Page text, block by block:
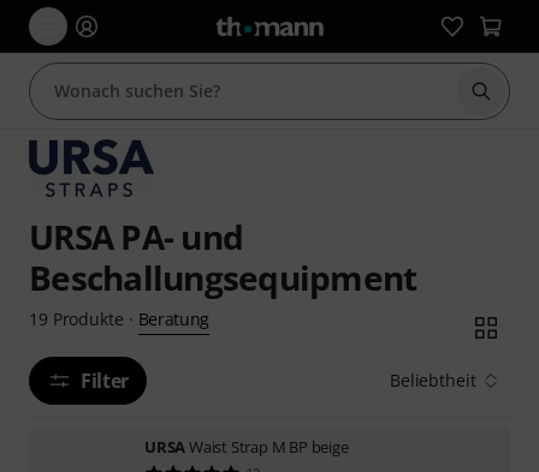
Suche
URSA PA- und
Beschallungsequipment
19 Produkte · Beratung
Filter Beliebtheit
URSAWaist Strap M BP beige